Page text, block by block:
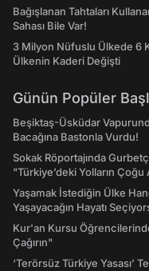
Bağışlanan Tahtaları
Sahası Bile Var!
3 Milyon Nüfuslu Ülkede 6
Ülkenin Kaderi Değişti
Günün Popüler
Beşiktaş-Üsküdar
Bacağına Bastonla Vurdu!
Sokak Röportajında
"Türkiye’deki Yolların Çoğu
Yaşamak İstediğin Ülke
Yaşayacağın Hayatı
Kur'an Kursu
Çağırın"
‘Terörsüz Türkiye Yasası’